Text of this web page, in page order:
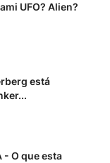
UFO? Alien?
está
- O que esta